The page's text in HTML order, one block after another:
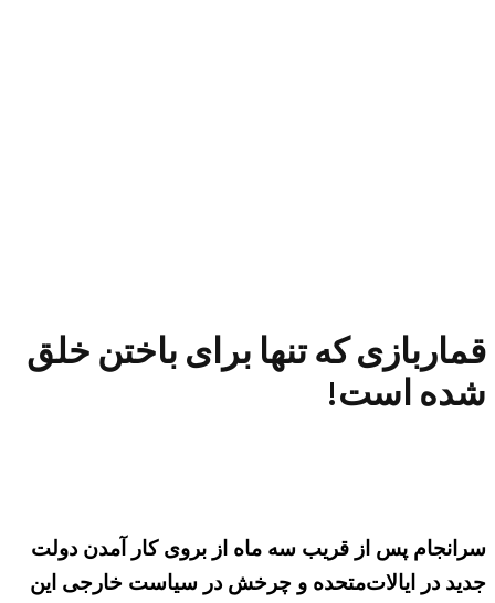
قماربازی که تنها برای باختن خلق
شده است!
سرانجام پس از قریب سه ماه از بروی کار آمدن دولت
جدید در ایالات‌متحده و چرخش در سیاست خارجی این